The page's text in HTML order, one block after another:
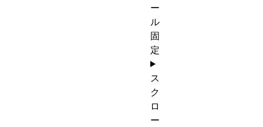
ー
ル
固
定
ス
ク
ロ
ー